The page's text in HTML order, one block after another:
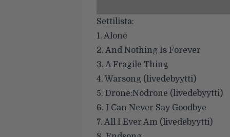
Settilista:
1. Alone
2. And Nothing Is Forever
3. A Fragile Thing
4. Warsong (livedebyytti)
5. Drone:Nodrone (livedebyytti)
6. I Can Never Say Goodbye
7. All I Ever Am (livedebyytti)